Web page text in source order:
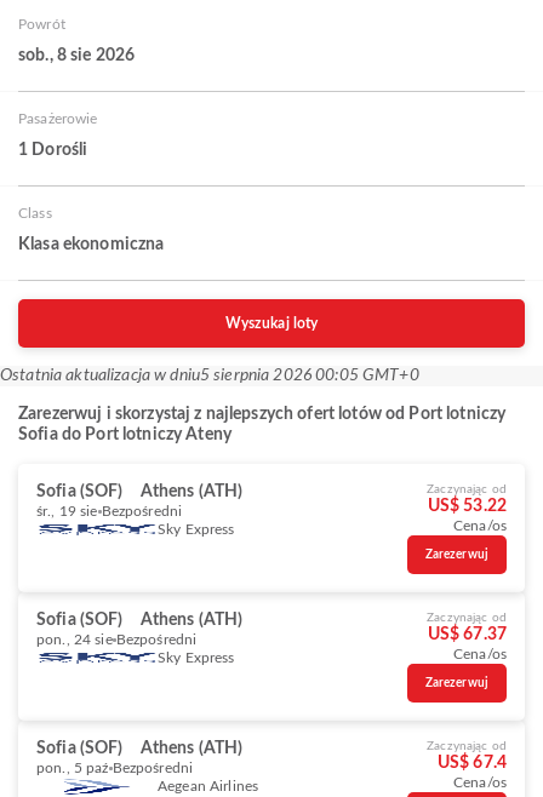
Powrót
sob., 8 sie 2026
Pasażerowie
1 Dorośli
Class
Klasa ekonomiczna
Wyszukaj loty
Ostatnia aktualizacja w dniu5 sierpnia 2026 00:05 GMT+0
Zarezerwuj i skorzystaj z najlepszych ofert lotów od Port lotniczy
Sofia do Port lotniczy Ateny
Sofia (SOF) Athens (ATH)
śr., 19 sie Bezpośredni
Sky Express
Zaczynając od
US$ 53.22
Cena/os
Zarezerwuj
Sofia (SOF) Athens (ATH)
pon., 24 sie Bezpośredni
Sky Express
Zaczynając od
US$ 67.37
Cena/os
Zarezerwuj
Sofia (SOF) Athens (ATH)
pon., 5 paź Bezpośredni
Aegean Airlines
Zaczynając od
US$ 67.4
Cena/os